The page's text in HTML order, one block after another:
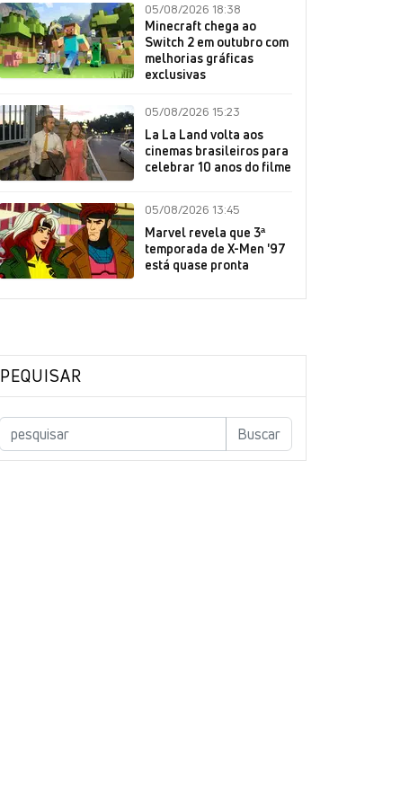
05/08/2026 18:38
Minecraft chega ao
Switch 2 em outubro com
melhorias gráficas
exclusivas
05/08/2026 15:23
La La Land volta aos
cinemas brasileiros para
celebrar 10 anos do filme
05/08/2026 13:45
Marvel revela que 3ª
temporada de X-Men '97
está quase pronta
PEQUISAR